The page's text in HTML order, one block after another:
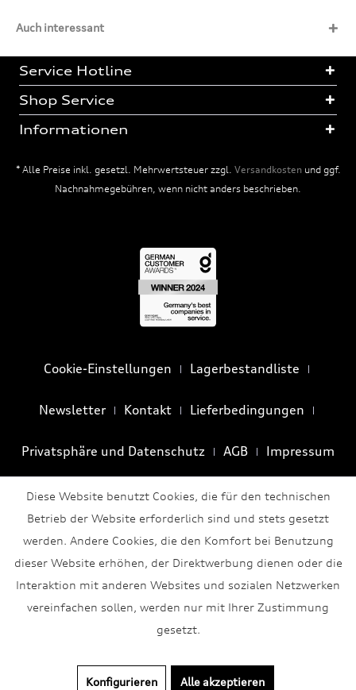
Auch interessant
Service Hotline
Shop Service
Informationen
* Alle Preise inkl. gesetzl. Mehrwertsteuer zzgl. Versandkostenund ggf.
Nachnahmegebühren, wenn nicht anders beschrieben.
Cookie-Einstellungen Lagerbestandliste
Newsletter Kontakt Lieferbedingungen
Privatsphäre und Datenschutz AGB Impressum
Diese Website benutzt Cookies, die für den technischen
Betrieb der Website erforderlich sind und stets gesetzt
werden. Andere Cookies, die den Komfort bei Benutzung
dieser Website erhöhen, der Direktwerbung dienen oder die
Interaktion mit anderen Websites und sozialen Netzwerken
vereinfachen sollen, werden nur mit Ihrer Zustimmung
gesetzt.
Konfigurieren Alle akzeptieren